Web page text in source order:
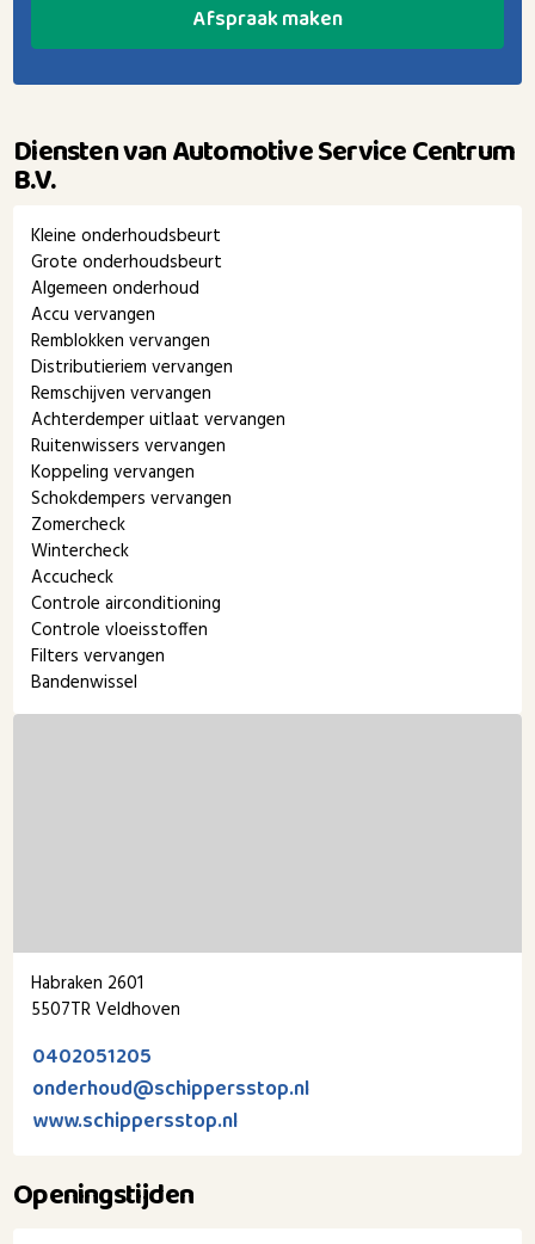
Afspraak maken
Diensten van Automotive Service Centrum
B.V.
Kleine onderhoudsbeurt
Grote onderhoudsbeurt
Algemeen onderhoud
Accu vervangen
Remblokken vervangen
Distributieriem vervangen
Remschijven vervangen
Achterdemper uitlaat vervangen
Ruitenwissers vervangen
Koppeling vervangen
Schokdempers vervangen
Zomercheck
Wintercheck
Accucheck
Controle airconditioning
Controle vloeisstoffen
Filters vervangen
Bandenwissel
Habraken 2601
5507TR Veldhoven
0402051205
onderhoud@schippersstop.nl
www.schippersstop.nl
Openingstijden